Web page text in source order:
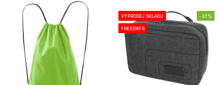
VÝPRODEJ SKLADU
FREEDAYS
-27%